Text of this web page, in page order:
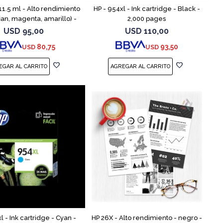
ml - Alto rendimiento
magenta, amarillo) -
cartucho de tinta - para
55XX, 56XX, 76
USD 95,00
USD 80,75
HP - 954xl - Ink cartridge - Black -
2,000 pages
USD 110,00
USD 93,50
- Ink cartridge - Cyan -
HP 26X - Alto rendimiento - negro -